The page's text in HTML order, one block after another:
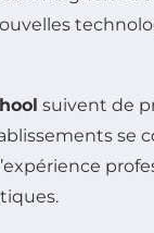
suivent de
se